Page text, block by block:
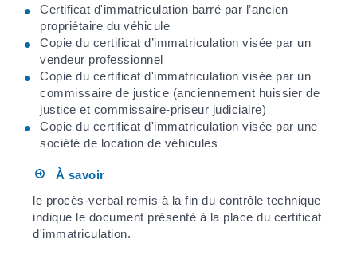
Certificat d'immatriculation barré par l’ancien
propriétaire du véhicule
Copie du certificat d’immatriculation visée par un
vendeur professionnel
Copie du certificat d'immatriculation visée par un
commissaire de justice (anciennement huissier de
justice et commissaire-priseur judiciaire)
Copie du certificat d'immatriculation visée par une
société de location de véhicules
À savoir
le procès-verbal remis à la fin du contrôle technique
indique le document présenté à la place du certificat
d'immatriculation.